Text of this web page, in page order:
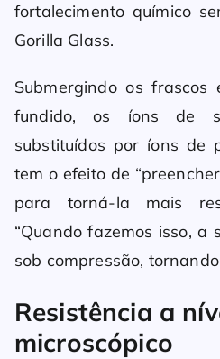
fortalecimento químico
Gorilla Glass.
Submergindo os
fundido, os íons de
substituídos por íons de
tem o efeito de
para torná-la mais
“Quando fazemos isso, a
sob compressão,
Resistência a
microscópico